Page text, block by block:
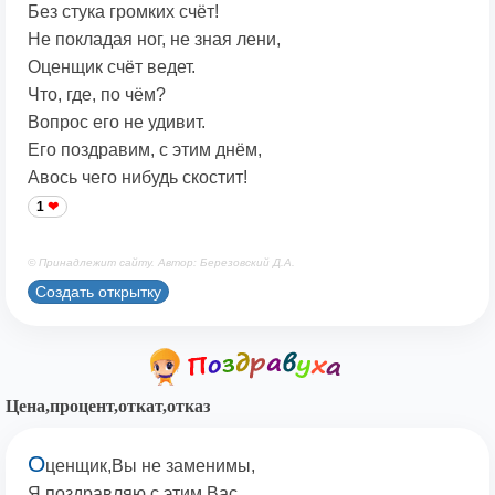
Без стука громких счёт!
Не покладая ног, не зная лени,
Оценщик счёт ведет.
Что, где, по чём?
Вопрос его не удивит.
Его поздравим, с этим днём,
Авось чего нибудь скостит!
1
© Принадлежит сайту. Автор: Березовский Д.А.
Создать открытку
Цена,процент,откат,отказ
Оценщик,Вы не заменимы,